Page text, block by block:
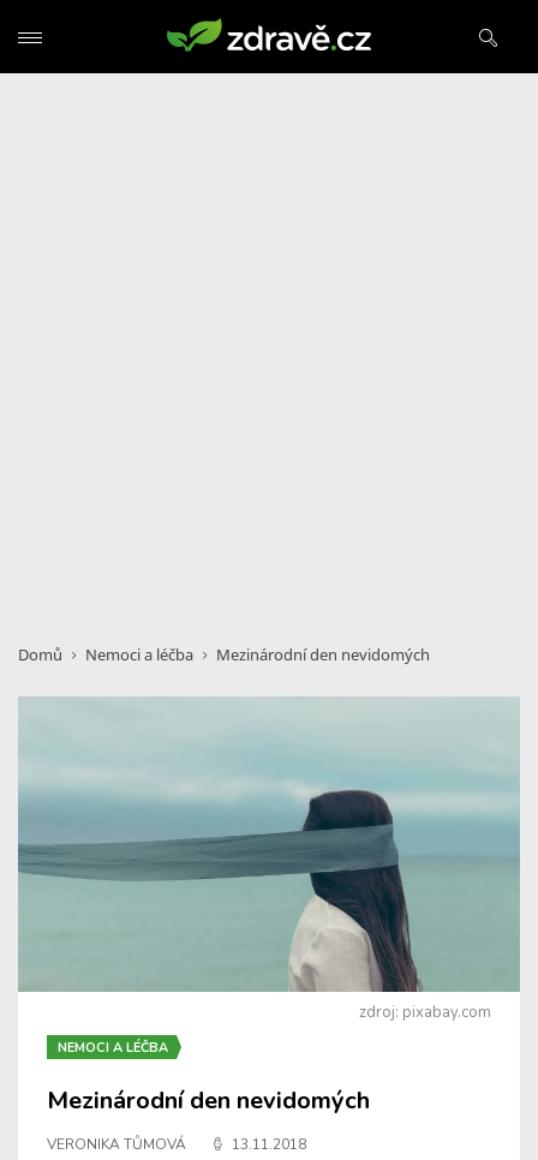
Domů Nemoci a léčba Mezinárodní den nevidomých
zdroj: pixabay.com
NEMOCI A LÉČBA
Mezinárodní den nevidomých
VERONIKA TŮMOVÁ 13.11.2018